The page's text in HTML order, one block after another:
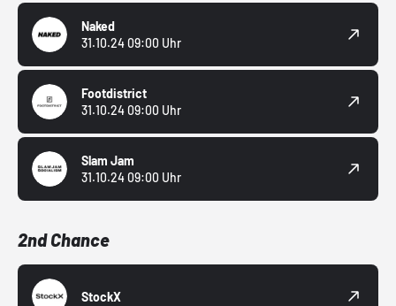
Naked
31.10.24 09:00 Uhr
Footdistrict
31.10.24 09:00 Uhr
Slam Jam
31.10.24 09:00 Uhr
2nd Chance
StockX